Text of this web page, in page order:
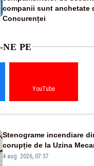
companii sunt anchetate
Concurenței
PE
YouTube
Stenograme incendiare
corupție de la Uzina
banilor din programul
4 aug. 2026, 07:37